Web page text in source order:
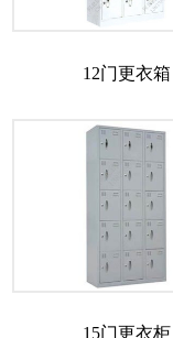
12门更衣箱
15门更衣柜